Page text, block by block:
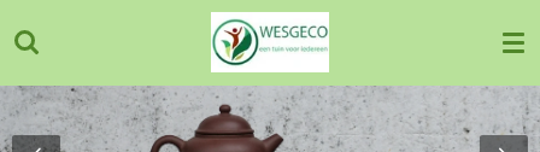
direct
naar
de
hoofdinhoud